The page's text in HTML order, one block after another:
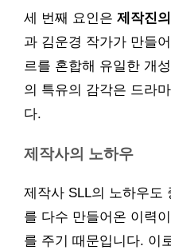
세 번째 요인은 제작진
과 김운경 작가가 만들
르를 혼합해 유일한 개
의 특유의 감각은 드라
다.
제작사의 노하우
제작사 SLL의 노하우도
를 다수 만들어온 이력
를 주기 때문입니다. 이